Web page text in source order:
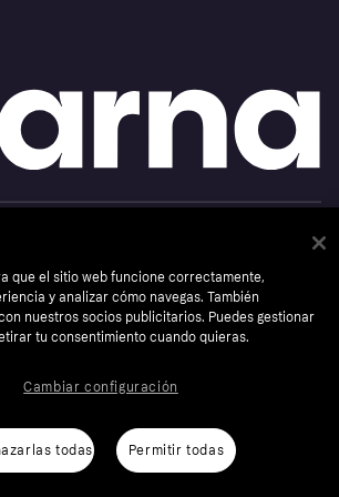
Bank AB (publ). Sveavägen 46, 111 34 Stockholm.
0431
Sobre CookiesKlarna.com
que el sitio web funcione correctamente,
y analizar cómo navegas. También
nuestros socios publicitarios. Puedes gestionar
tu consentimiento cuando quieras.
todas Permitir todas
Cambiar configuración